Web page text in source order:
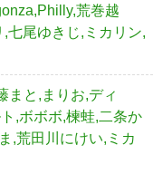
荒巻越
七尾ゆきじ,ミカリン,
まと,まりお,ディ
,ボボボ,楝蛙,二条か
,荒田川にけい,ミカ